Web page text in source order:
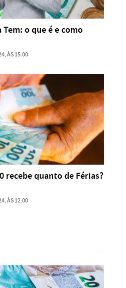
Tem: o que é e como
ÀS 15:00
recebe quanto de Férias?
ÀS 12:00